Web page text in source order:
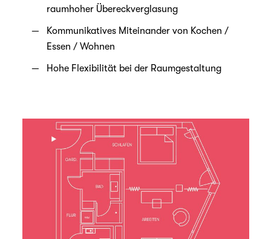
raumhoher Übereckverglasung
Kommunikatives Miteinander von Kochen /
Essen / Wohnen
Hohe Flexibilität bei der Raumgestaltung